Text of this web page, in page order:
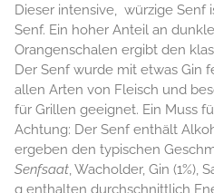
Dieser intensive, würzige Senf
Senf. Ein hoher Anteil an
Orangenschalen ergibt den
Der Senf wurde mit etwas Gin
allen Arten von Fleisch und
für Grillen geeignet. Ein Muss
Achtung: Der Senf enthält
ergeben den typischen
Senfsaat , Wacholder, Gin (1%),
g enthalten durchschnittlich